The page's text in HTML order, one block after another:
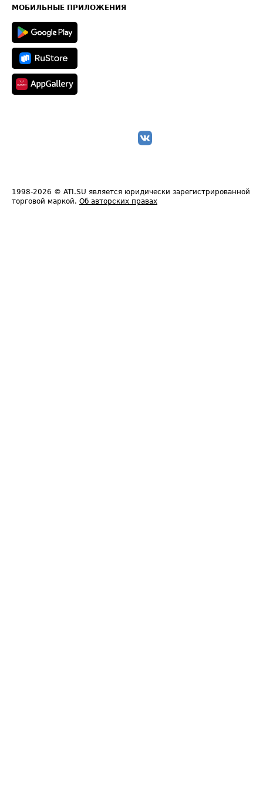
Техническая информация
МОБИЛЬНЫЕ ПРИЛОЖЕНИЯ
1998-2026 © ATI.SU является юридически зарегистрированной
торговой маркой. Об авторских правах